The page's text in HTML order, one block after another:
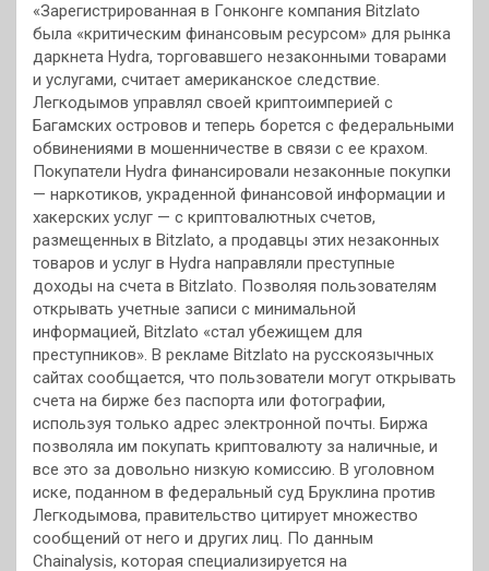
«Зарегистрированная в Гонконге компания Bitzlato
была «критическим финансовым ресурсом» для рынка
даркнета Hydra, торговавшего незаконными товарами
и услугами, считает американское следствие.
Легкодымов управлял своей криптоимперией с
Багамских островов и теперь борется с федеральными
обвинениями в мошенничестве в связи с ее крахом.
Покупатели Hydra финансировали незаконные покупки
— наркотиков, украденной финансовой информации и
хакерских услуг — с криптовалютных счетов,
размещенных в Bitzlato, а продавцы этих незаконных
товаров и услуг в Hydra направляли преступные
доходы на счета в Bitzlato. Позволяя пользователям
открывать учетные записи с минимальной
информацией, Bitzlato «стал убежищем для
преступников». В рекламе Bitzlato на русскоязычных
сайтах сообщается, что пользователи могут открывать
счета на бирже без паспорта или фотографии,
используя только адрес электронной почты. Биржа
позволяла им покупать криптовалюту за наличные, и
все это за довольно низкую комиссию. В уголовном
иске, поданном в федеральный суд Бруклина против
Легкодымова, правительство цитирует множество
сообщений от него и других лиц. По данным
Chainalysis, которая специализируется на